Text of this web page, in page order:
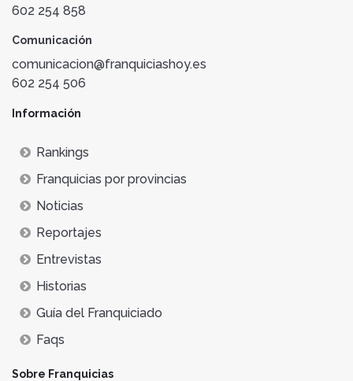
602 254 858
Comunicación
comunicacion@franquiciashoy.es
602 254 506
Información
Rankings
Franquicias por provincias
Noticias
Reportajes
Entrevistas
Historias
Guía del Franquiciado
Faqs
Sobre Franquicias